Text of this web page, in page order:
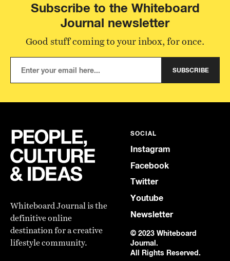
Subscribe to the Whiteboard
Journal newsletter
Good stuff coming to your inbox, for once.
SUBSCRIBE
Whiteboard Journal is the
definitive online
destination for a creative
lifestyle community.
SOCIAL
Instagram
Facebook
Twitter
Youtube
Newsletter
© 2023 Whiteboard
Journal.
All Rights Reserved.